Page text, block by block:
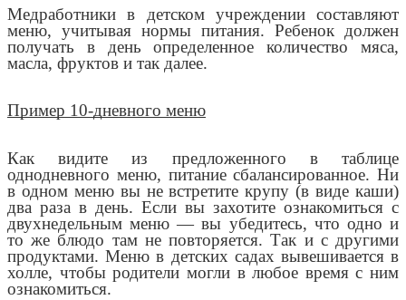
Медработники в детском учреждении составляют
меню, учитывая нормы питания. Ребенок должен
получать в день определенное количество мяса,
масла, фруктов и так далее.
Пример 10-дневного меню
Как видите из предложенного в таблице
однодневного меню, питание сбалансированное. Ни
в одном меню вы не встретите крупу (в виде каши)
два раза в день. Если вы захотите ознакомиться с
двухнедельным меню — вы убедитесь, что одно и
то же блюдо там не повторяется. Так и с другими
продуктами. Меню в детских садах вывешивается в
холле, чтобы родители могли в любое время с ним
ознакомиться.